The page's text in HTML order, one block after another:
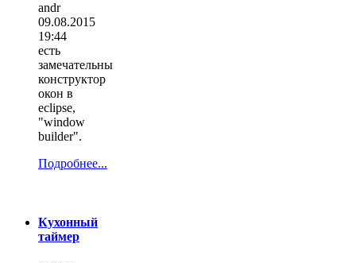
andr
09.08.2015
19:44
есть
замечательны
конструктор
окон в
eclipse,
"window
builder".
Подробнее...
Кухонный
таймер